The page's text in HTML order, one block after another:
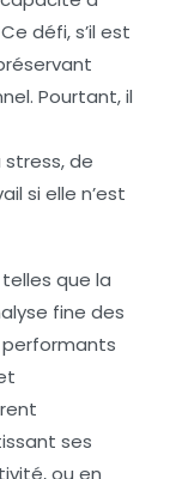
défi, s’il est
Pourtant, il
de
si elle n’est
que la
fine des
performants
ses
ou en